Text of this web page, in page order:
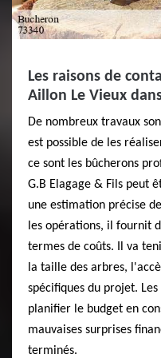
Les raisons de
Aillon Le Vieux
De nombreux travaux
est possible de les
ce sont les bûcherons
G.B Elagage & Fils peut
une estimation précise
les opérations, il fournit
termes de coûts. Il va
la taille des arbres,
spécifiques du projet.
planifier le budget en
mauvaises surprises
terminés.